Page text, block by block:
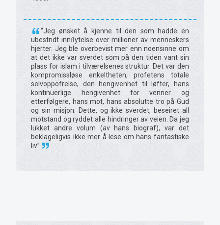
“Jeg ønsket å kjenne til den som hadde en
ubestridt innﬂytelse over millioner av menneskers
hjerter. Jeg ble overbevist mer enn noensinne om
at det ikke var sverdet som på den tiden vant sin
plass for islam i tilværelsenes struktur. Det var den
kompromissløse enkeltheten, profetens totale
selvoppofrelse, den hengivenhet til løfter, hans
kontinuerlige hengivenhet for venner og
etterfølgere, hans mot, hans absolutte tro på Gud
og sin misjon. Dette, og ikke sverdet, beseiret all
motstand og ryddet alle hindringer av veien. Da jeg
lukket andre volum (av hans biograf), var det
beklageligvis ikke mer å lese om hans fantastiske
liv”